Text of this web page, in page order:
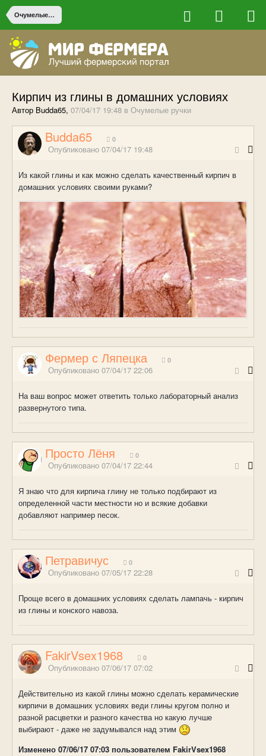
Очумелые ручки
Кирпич из глины в домашних условиях
Автор Budda65, 07/04/17 19:48 в Очумелые ручки
Budda65 0
Опубликовано 07/04/17 19:48
Из какой глины и как можно сделать качественный кирпич в
домашних условиях своими руками?
Фермер с Ляпецка 0
Опубликовано 07/04/17 22:06
На ваш вопрос может ответить только лабораторный анализ
развернутого типа.
Просто Лёня 0
Опубликовано 07/04/17 22:44
Я знаю что для кирпича глину не только подбирают из
определенной части местности но и всякие добавки
добавляют например песок.
Петравичус 0
Опубликовано 07/05/17 22:28
Проще всего в домашних условиях сделать лампачь - кирпич
из глины и конского навоза.
FakirVsex1968 0
Опубликовано 07/06/17 07:02
Действительно из какой глины можно сделать керамические
кирпичи в домашних условиях веди глины кругом полно и
разной расцветки и разного качества но какую лучше
выбирают - даже не задумывался над этим
Изменено 07/06/17 07:03 пользователем FakirVsex1968